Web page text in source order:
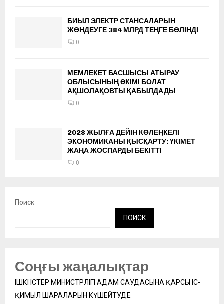
БИЫЛ ЭЛЕКТР СТАНСАЛАРЫН
ЖӨНДЕУГЕ 384 МЛРД ТЕҢГЕ БӨЛІНДІ
0
МЕМЛЕКЕТ БАСШЫСЫ АТЫРАУ
ОБЛЫСЫНЫҢ ӘКІМІ БОЛАТ
АҚШОЛАҚОВТЫ ҚАБЫЛДАДЫ
0
2028 ЖЫЛҒА ДЕЙІН КӨЛЕҢКЕЛІ
ЭКОНОМИКАНЫ ҚЫСҚАРТУ: ҮКІМЕТ
ЖАҢА ЖОСПАРДЫ БЕКІТТІ
0
Поиск
ПОИСК
Соңғы жаңалықтар
ІШКІ ІСТЕР МИНИСТРЛІГІ АДАМ САУДАСЫНА ҚАРСЫ ІС-
ҚИМЫЛ ШАРАЛАРЫН КҮШЕЙТУДЕ